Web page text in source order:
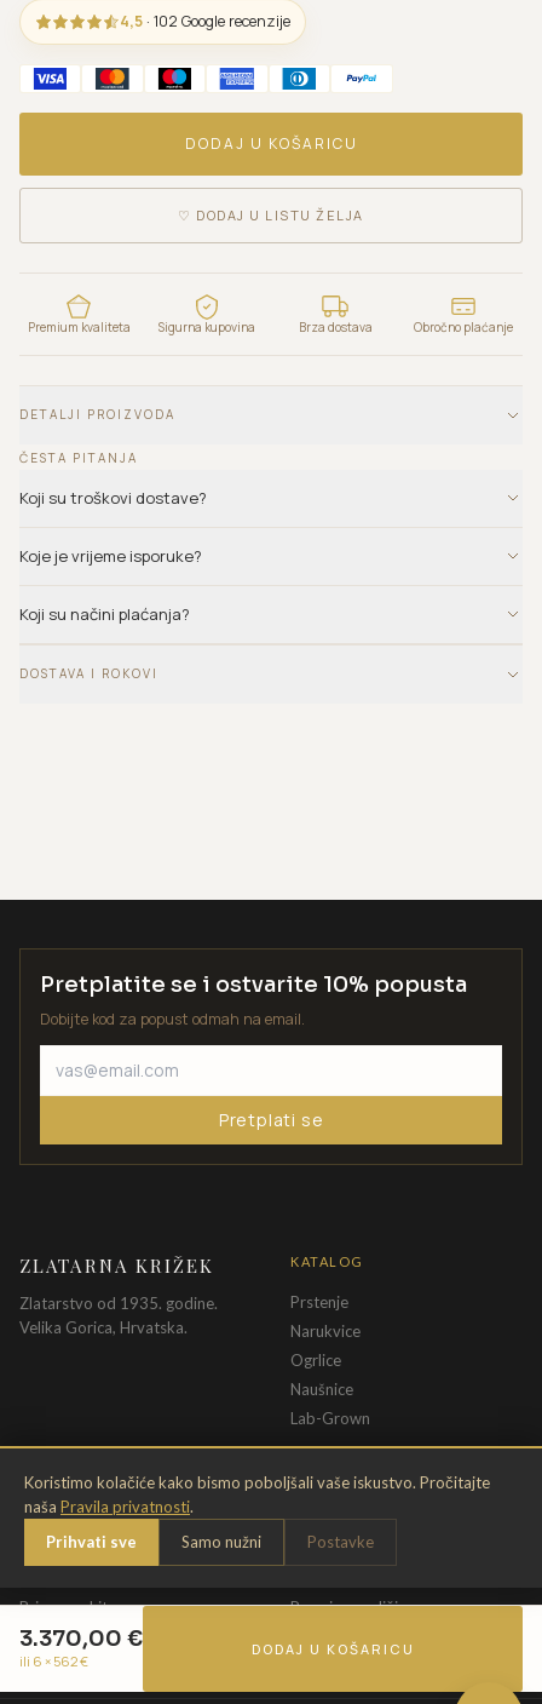
4,5 · 102 Google recenzije
DODAJ U KOŠARICU
♡ DODAJ U LISTU ŽELJA
Premium kvaliteta Sigurna kupovina Brza dostava Obročno plaćanje
DETALJI PROIZVODA
ČESTA PITANJA
Koji su troškovi dostave?
Koje je vrijeme isporuke?
Koji su načini plaćanja?
DOSTAVA I ROKOVI
3.370,00 €
ili 6 × 562€
DODAJ U KOŠARICU
Koristimo kolačiće kako bismo poboljšali vaše iskustvo. Pročitajte
naša Pravila privatnosti.
Prihvati sve
Samo nužni Postavke
Pretplatite se i ostvarite 10% popusta
Dobijte kod za popust odmah na email.
Pretplati se
ZLATARNA KRIŽEK
Zlatarstvo od 1935. godine.
Velika Gorica, Hrvatska.
KATALOG
Prstenje
Narukvice
Ogrlice
Naušnice
Lab-Grown
INFORMACIJE
O nama
Kontakt
Briga o nakitu
Jamstvo
PRAVNE ODREDBE
Pravila privatnosti
Opći uvjeti
Promjena veličine